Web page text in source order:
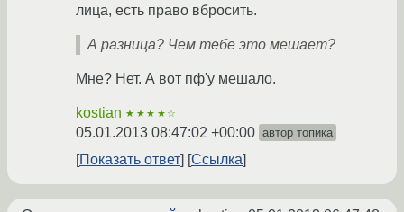
лица, есть право вбросить.
А разница? Чем тебе это мешает?
Мне? Нет. А вот пф'у мешало.
kostian ★★★★☆
05.01.2013 08:47:02 +00:00 автор топика
Показать ответ Ссылка